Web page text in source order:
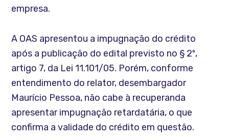
empresa.
A OAS apresentou a impugnação do crédito
após a publicação do edital previsto no § 2º,
artigo 7, da Lei 11.101/05. Porém, conforme
entendimento do relator, desembargador
Maurício Pessoa, não cabe à recuperanda
apresentar impugnação retardatária, o que
confirma a validade do crédito em questão.